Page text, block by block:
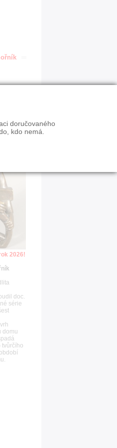
2026!
doc.
série
domu
tvůrčího
doručovaného
kdo nemá.